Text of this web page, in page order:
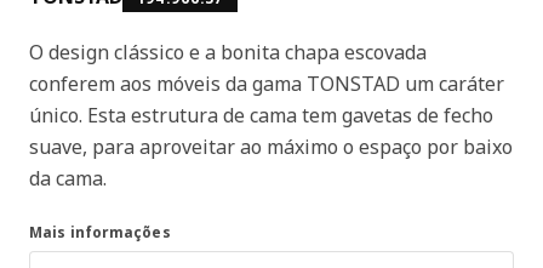
O design clássico e a bonita chapa escovada
conferem aos móveis da gama TONSTAD um caráter
único. Esta estrutura de cama tem gavetas de fecho
suave, para aproveitar ao máximo o espaço por baixo
da cama.
Mais informações